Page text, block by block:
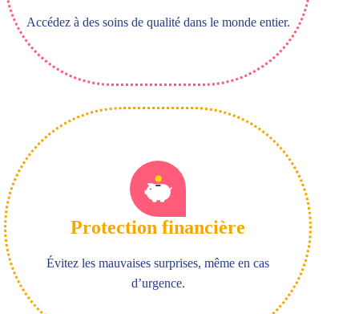
Accédez à des soins de qualité dans le monde entier.
Protection financière
Évitez les mauvaises surprises, même en cas
d’urgence.